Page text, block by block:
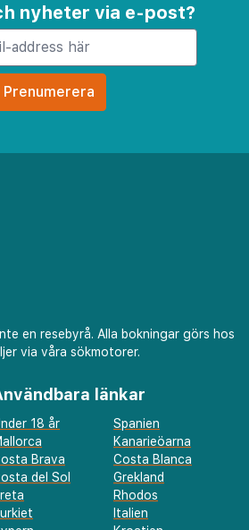
nyheter via e-post?
en resebyrå. Alla bokningar görs hos
via våra sökmotorer.
länkar
18 år
Spanien
Kanarieöarna
Brava
Costa Blanca
del Sol
Grekland
Rhodos
Italien